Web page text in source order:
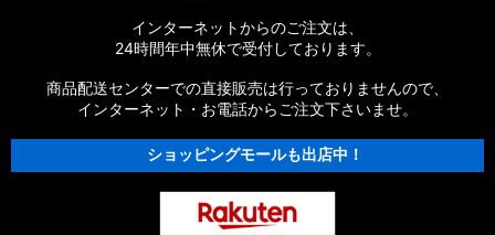
インターネットからのご注文は、
24時間年中無休で受付しております。
商品配送センターでの直接販売は行っておりませんので、
インターネット・お電話からご注文下さいませ。
ショッピングモールも出店中！